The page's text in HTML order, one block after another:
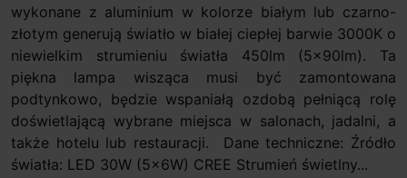
wykonane z aluminium w kolorze białym lub czarno-
złotym generują światło w białej ciepłej barwie 3000K o
niewielkim strumieniu światła 450lm (5x90lm). Ta
piękna lampa wisząca musi być zamontowana
podtynkowo, będzie wspaniałą ozdobą pełniącą rolę
doświetlającą wybrane miejsca w salonach, jadalni, a
także hotelu lub restauracji. Dane techniczne: Źródło
światła: LED 30W (5x6W) CREE Strumień świetlny...